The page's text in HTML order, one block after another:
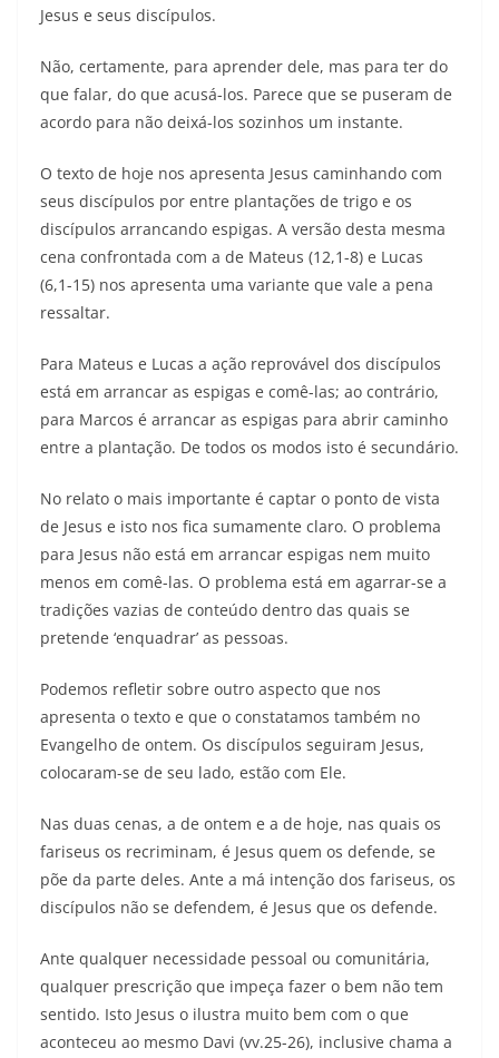
Jesus e seus discípulos.
Não, certamente, para aprender dele, mas para ter do
que falar, do que acusá-los. Parece que se puseram de
acordo para não deixá-los sozinhos um instante.
O texto de hoje nos apresenta Jesus caminhando com
seus discípulos por entre plantações de trigo e os
discípulos arrancando espigas. A versão desta mesma
cena confrontada com a de Mateus (12,1-8) e Lucas
(6,1-15) nos apresenta uma variante que vale a pena
ressaltar.
Para Mateus e Lucas a ação reprovável dos discípulos
está em arrancar as espigas e comê-las; ao contrário,
para Marcos é arrancar as espigas para abrir caminho
entre a plantação. De todos os modos isto é secundário.
No relato o mais importante é captar o ponto de vista
de Jesus e isto nos fica sumamente claro. O problema
para Jesus não está em arrancar espigas nem muito
menos em comê-las. O problema está em agarrar-se a
tradições vazias de conteúdo dentro das quais se
pretende ‘enquadrar’ as pessoas.
Podemos refletir sobre outro aspecto que nos
apresenta o texto e que o constatamos também no
Evangelho de ontem. Os discípulos seguiram Jesus,
colocaram-se de seu lado, estão com Ele.
Nas duas cenas, a de ontem e a de hoje, nas quais os
fariseus os recriminam, é Jesus quem os defende, se
põe da parte deles. Ante a má intenção dos fariseus, os
discípulos não se defendem, é Jesus que os defende.
Ante qualquer necessidade pessoal ou comunitária,
qualquer prescrição que impeça fazer o bem não tem
sentido. Isto Jesus o ilustra muito bem com o que
aconteceu ao mesmo Davi (vv.25-26), inclusive chama a